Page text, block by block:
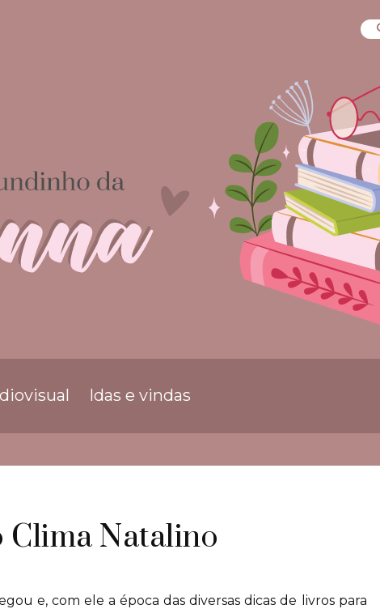
Idas e vindas
Natalino
e, com ele a época das diversas dicas de livros para